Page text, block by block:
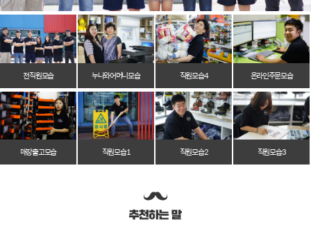
전 직원 모습 누나와 어머니 모습 직원 모습 4 온라인 주문 모습
매장 출고 모습 직원 모습 1 직원 모습 2 직원 모습 3